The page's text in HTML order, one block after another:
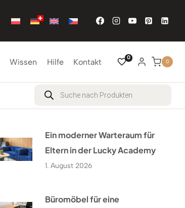
Wissen Hilfe Kontakt 0
0
Products
search
Ein moderner Warteraum für
Eltern in der Lucky Academy
1. August 2026
Büromöbel für eine